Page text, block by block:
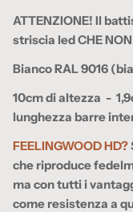
ATTENZIONE! Il
striscia led CHE
Bianco RAL 9016
10cm di altezza -
lunghezza barre
FEELINGWOOD HD?
che riproduce
ma con tutti i
come resistenza a